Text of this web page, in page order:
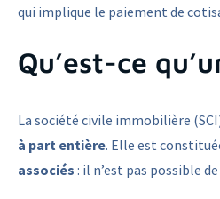
qui implique le paiement de
Qu’est-ce
La société civile immobilière
à part entière. Elle est
associés : il n’est pas possible